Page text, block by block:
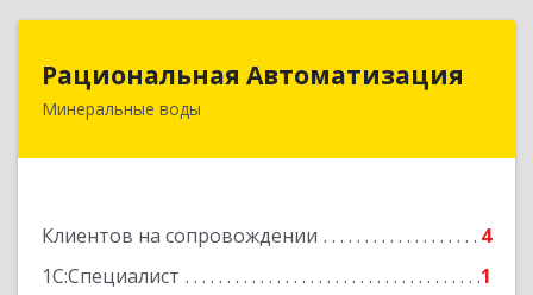
Рациональная Автоматизация
Минеральные воды
Клиентов на сопровождении
4
1С:Специалист
1
357209, Ставропольский край, м.о.
Подробнее